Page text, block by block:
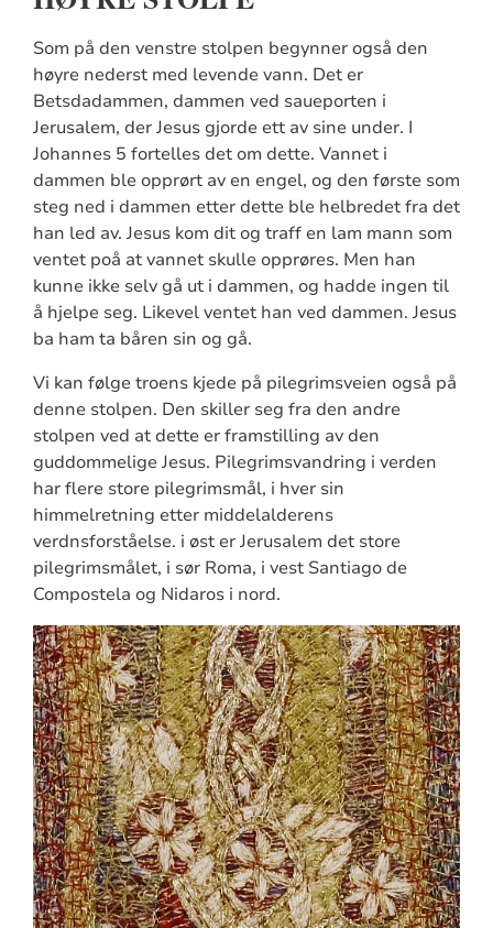
Som på den venstre stolpen begynner også den
høyre nederst med levende vann. Det er
Betsdadammen, dammen ved saueporten i
Jerusalem, der Jesus gjorde ett av sine under. I
Johannes 5 fortelles det om dette. Vannet i
dammen ble opprørt av en engel, og den første som
steg ned i dammen etter dette ble helbredet fra det
han led av. Jesus kom dit og traff en lam mann som
ventet poå at vannet skulle opprøres. Men han
kunne ikke selv gå ut i dammen, og hadde ingen til
å hjelpe seg. Likevel ventet han ved dammen. Jesus
ba ham ta båren sin og gå.
Vi kan følge troens kjede på pilegrimsveien også på
denne stolpen. Den skiller seg fra den andre
stolpen ved at dette er framstilling av den
guddommelige Jesus. Pilegrimsvandring i verden
har flere store pilegrimsmål, i hver sin
himmelretning etter middelalderens
verdnsforståelse. i øst er Jerusalem det store
pilegrimsmålet, i sør Roma, i vest Santiago de
Compostela og Nidaros i nord.